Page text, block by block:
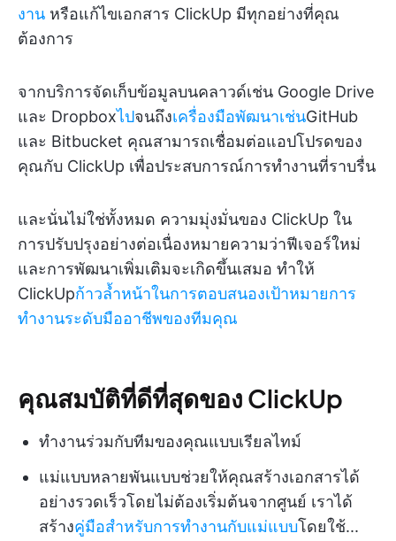
งาน หรือแก้ไขเอกสาร ClickUp มีทุกอย่างที่คุณ
ต้องการ
จากบริการจัดเก็บข้อมูลบนคลาวด์เช่น Google Drive
และ Dropboxไปจนถึงเครื่องมือพัฒนาเช่นGitHub
และ Bitbucket คุณสามารถเชื่อมต่อแอปโปรดของ
คุณกับ ClickUp เพื่อประสบการณ์การทำงานที่ราบรื่น
และนั่นไม่ใช่ทั้งหมด ความมุ่งมั่นของ ClickUp ใน
การปรับปรุงอย่างต่อเนื่องหมายความว่าฟีเจอร์ใหม่
และการพัฒนาเพิ่มเติมจะเกิดขึ้นเสมอ ทำให้
ClickUpก้าวล้ำหน้าในการตอบสนองเป้าหมายการ
ทำงานระดับมืออาชีพของทีมคุณ
คุณสมบัติที่ดีที่สุดของ ClickUp
ทำงานร่วมกับทีมของคุณแบบเรียลไทม์
แม่แบบหลายพันแบบช่วยให้คุณสร้างเอกสารได้
อย่างรวดเร็วโดยไม่ต้องเริ่มต้นจากศูนย์ เราได้
สร้างคู่มือสำหรับการทำงานกับแม่แบบโดยใช้...